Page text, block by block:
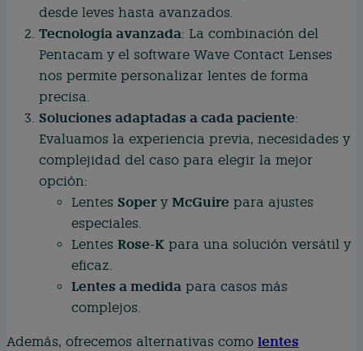
desde leves hasta avanzados.
Tecnología avanzada: La combinación del
Pentacam y el software Wave Contact Lenses
nos permite personalizar lentes de forma
precisa.
Soluciones adaptadas a cada paciente:
Evaluamos la experiencia previa, necesidades y
complejidad del caso para elegir la mejor
opción:
Lentes Sopery McGuire para ajustes
especiales.
Lentes Rose-K para una solución versátil y
eficaz.
Lentes a medida para casos más
complejos.
Además, ofrecemos alternativas como lentes